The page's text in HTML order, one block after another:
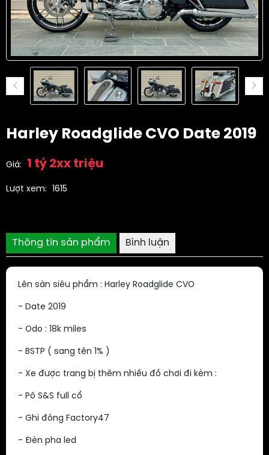
Harley Roadglide CVO Date 2019
Giá: 1 tỷ 2xx triệu
Lượt xem: 1615
Thông tin sản phẩm Bình luận
Lên sàn siêu phẩm : Harley Roadglide CVO
- Date 2019
- Odo : 18k miles
- BSTP ( sang tên 1% )
- Xe được trang bị thêm nhiều đồ chơi đi kèm :
- Pô S&S full cổ
- Ghi đông Factory47
- Đèn pha led